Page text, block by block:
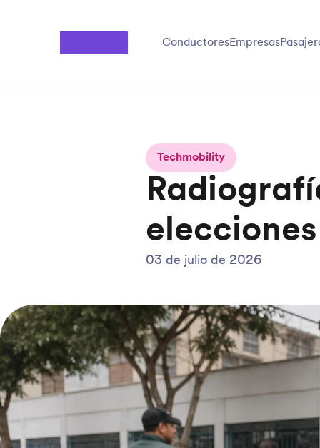
ConductoresEmpresas
Techmobility
03 de julio de 2026